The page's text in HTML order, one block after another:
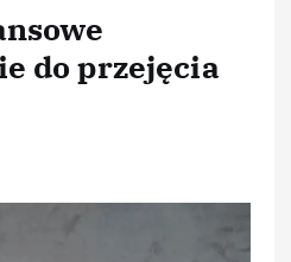
do przejęcia